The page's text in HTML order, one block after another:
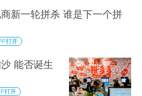
商新一轮拼杀 谁是下一个拼
打开
能否诞生
打开